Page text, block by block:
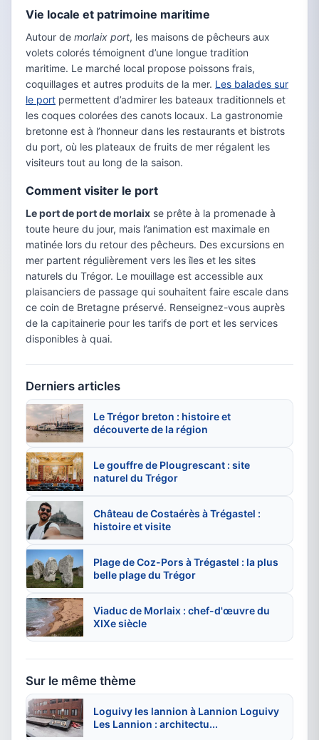
Vie locale et patrimoine maritime
Autour de morlaix port, les maisons de pêcheurs aux
volets colorés témoignent d’une longue tradition
maritime. Le marché local propose poissons frais,
coquillages et autres produits de la mer. Les balades sur
le port permettent d’admirer les bateaux traditionnels et
les coques colorées des canots locaux. La gastronomie
bretonne est à l’honneur dans les restaurants et bistrots
du port, où les plateaux de fruits de mer régalent les
visiteurs tout au long de la saison.
Comment visiter le port
Le port de port de morlaix se prête à la promenade à
toute heure du jour, mais l’animation est maximale en
matinée lors du retour des pêcheurs. Des excursions en
mer partent régulièrement vers les îles et les sites
naturels du Trégor. Le mouillage est accessible aux
plaisanciers de passage qui souhaitent faire escale dans
ce coin de Bretagne préservé. Renseignez-vous auprès
de la capitainerie pour les tarifs de port et les services
disponibles à quai.
Derniers articles
Le Trégor breton : histoire et
découverte de la région
Le gouffre de Plougrescant : site
naturel du Trégor
Château de Costaérès à Trégastel :
histoire et visite
Plage de Coz-Pors à Trégastel : la plus
belle plage du Trégor
Viaduc de Morlaix : chef-d'œuvre du
XIXe siècle
Sur le même thème
Loguivy les lannion à Lannion Loguivy
Les Lannion : architectu...